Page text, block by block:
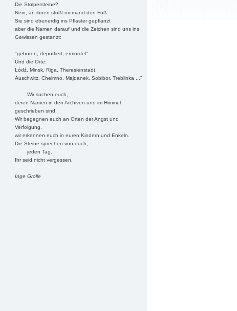
Die Stolpersteine?
Nein, an ihnen stößt niemand den Fuß
Sie sind ebenerdig ins Pflaster gepflanzt
aber die Namen darauf und die Zeichen sind uns ins
Gewissen gestanzt:
"geboren, deportiert, ermordet"
Und die Orte:
Łódź, Minsk, Riga, Theresienstadt,
Auschwitz, Chelmno, Majdanek, Sobibor, Treblinka ..."
Wir suchen euch,
deren Namen in den Archiven und im Himmel
geschrieben sind.
Wir begegnen euch an Orten der Angst und
Verfolgung,
wir erkennen euch in euren Kindern und Enkeln.
Die Steine sprechen von euch,
jeden Tag.
Ihr seid nicht vergessen.
Inge Grolle